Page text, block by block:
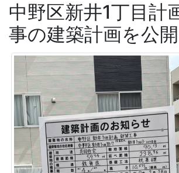
中野区新井1丁目計
事の建築計画を公